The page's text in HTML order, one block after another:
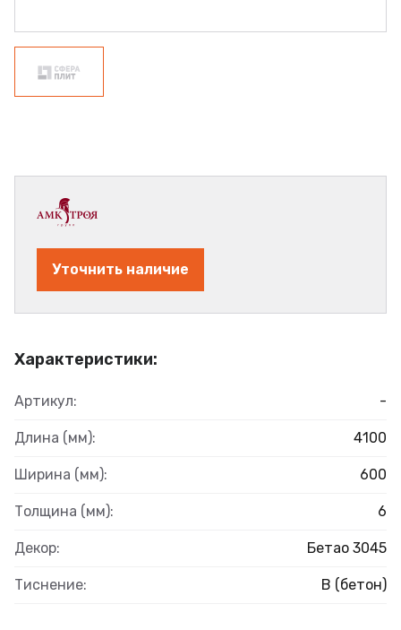
Характеристики:
Артикул: -
Длина (мм): 4100
Ширина (мм): 600
Толщина (мм): 6
Декор: Бетао 3045
Тиснение: B (бетон)
Уточнить наличие